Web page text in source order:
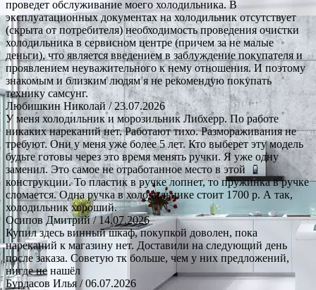
проведет обслуживание моего холодильника. В
эксплуатационных документах на холодильник отсутствует
(скрыта от потребителя) необходимость проведения очистки
холодильника в сервисном центре (причем за не малые
деньги), что является введением в заблуждение покупателя и
проявлением неуважительного к нему отношения. И поэтому
знакомым и близким людям я не рекомендую покупать
технику самсунг.
Любишкин Николай / 23.07.2026
У меня холодильник и морозильник Либхерр. По работе
никаких нареканий нет. Работают тихо. Размораживания не
требуют. Они у меня уже более 5 лет. Кто выберет эту модель
будьте готовы через это время менять ручки. Я уже одну
заменил. Это самое не отработанное место в этой
конструкции. То пластик в ручке лопнет, то пружинка в ручке
сломается. Одна ручка в холодильнике стоит 1700 р. А так,
холодильник хороший.
Осипов Дмитрий/ 14.07.2026
Купил здесь винный шкаф, покупкой доволен, пока
нареканий к магазину нет. Доставили на следующий день
после заказа. Советую тк больше, чем у них предложений,
нигде не нашёл
Бурдасов Илья / 06.07.2026